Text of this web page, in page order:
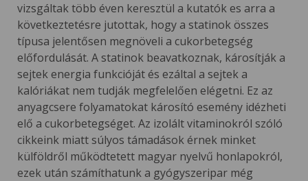
vizsgáltak több éven keresztül a kutatók es arra a
következtetésre jutottak, hogy a statinok összes
típusa jelentősen megnöveli a cukorbetegség
előfordulását. A statinok beavatkoznak, károsítják a
sejtek energia funkcióját és ezáltal a sejtek a
kalóriákat nem tudják megfelelően elégetni. Ez az
anyagcsere folyamatokat károsító esemény idézheti
elő a cukorbetegséget. Az izolált vitaminokról szóló
cikkeink miatt súlyos támadások érnek minket
külföldről működtetett magyar nyelvű honlapokról,
ezek után számíthatunk a gyógyszeripar még